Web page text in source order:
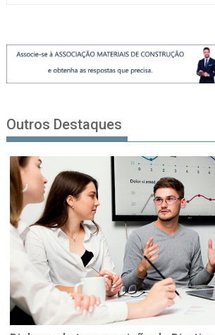
Outros Destaques